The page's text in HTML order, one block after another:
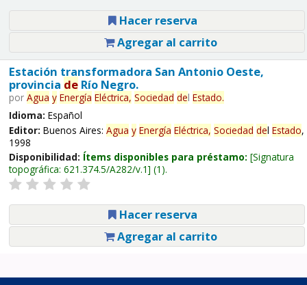
Hacer reserva
Agregar al carrito
Estación transformadora San Antonio Oeste,
provincia deRío Negro.
por Agua y Energía Eléctrica, Sociedad del Estado.
Idioma: Español
Editor: Buenos Aires: Agua y Energía Eléctrica, Sociedad del Estado,
1998
Disponibilidad: Ítems disponibles para préstamo: Signatura
topográfica: 621.374.5/A282/v.1 (1).
Hacer reserva
Agregar al carrito